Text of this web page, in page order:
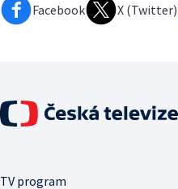
Facebook X (Twitter)
TV program